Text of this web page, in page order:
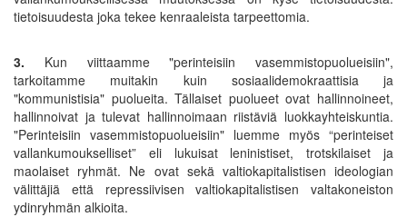
tietoisuudesta joka tekee kenraaleista tarpeettomia.
3. Kun viittaamme "perinteisiin vasemmistopuolueisiin",
tarkoitamme muitakin kuin sosiaalidemokraattisia ja
"kommunistisia" puolueita. Tällaiset puolueet ovat hallinnoineet,
hallinnoivat ja tulevat hallinnoimaan riistäviä luokkayhteiskuntia.
"Perinteisiin vasemmistopuolueisiin" luemme myös “perinteiset
vallankumoukselliset” eli lukuisat leninistiset, trotskilaiset ja
maolaiset ryhmät. Ne ovat sekä valtiokapitalistisen ideologian
välittäjiä että repressiivisen valtiokapitalistisen valtakoneiston
ydinryhmän alkioita.